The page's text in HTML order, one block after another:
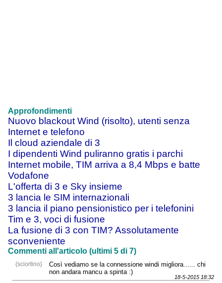
Approfondimenti
Nuovo blackout Wind (risolto), utenti senza
Internet e telefono
Il cloud aziendale di 3
I dipendenti Wind puliranno gratis i parchi
Internet mobile, TIM arriva a 8,4 Mbps e batte
Vodafone
L'offerta di 3 e Sky insieme
3 lancia le SIM internazionali
3 lancia il piano pensionistico per i telefonini
Tim e 3, voci di fusione
La fusione di 3 con TIM? Assolutamente
sconveniente
Commenti all'articolo (ultimi 5 di 7)
{sciortino}
Così vediamo se la connessione windi migliora...... chi
non andara mancu a spinta :)
18-5-2015 18:32